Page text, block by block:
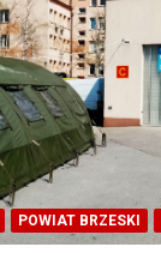
POWIAT BRZESKI